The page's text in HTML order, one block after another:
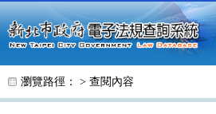
跳至主要內容
瀏覽路徑： > 查閱內容